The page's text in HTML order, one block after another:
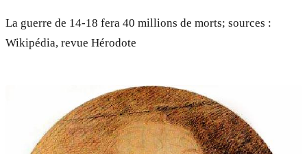
La guerre de 14-18 fera 40 millions de morts; sources :
Wikipédia, revue Hérodote